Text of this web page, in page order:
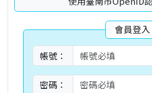
會員登入
帳號：
密碼：